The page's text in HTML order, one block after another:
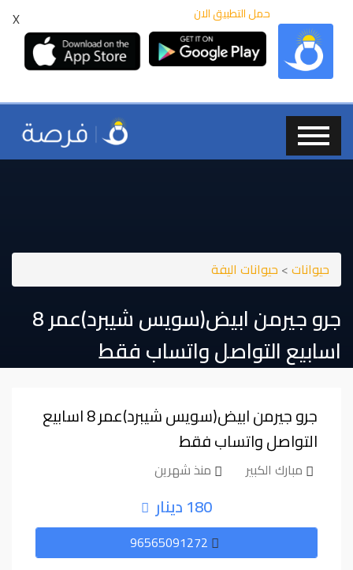
X حمل التطبيق الان
حيوانات> حيوانات اليفة
اسابيع التواصل واتساب فقط
جرو جيرمن ابيض(سويس شيبرد)عمر ⁦⁦8⁩⁩ اسابيع
التواصل واتساب فقط
مبارك الكبير منذ شهرين
180 دينار